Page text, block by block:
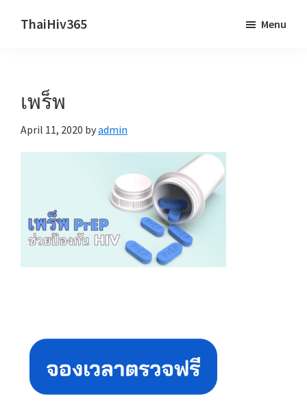
ThaiHiv365
behind.
Menu
เพร็พ
April 11, 2020 byadmin
Sidebar